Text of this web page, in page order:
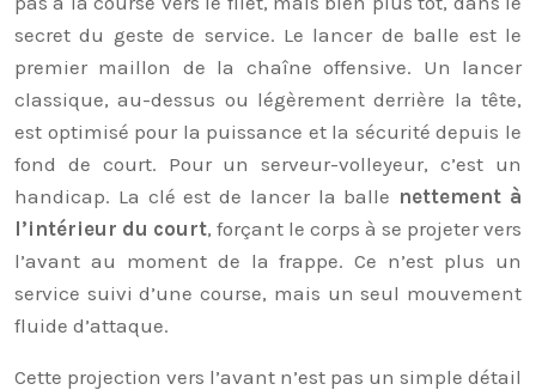
secret du geste de service. Le lancer de balle est le
premier maillon de la chaîne offensive. Un lancer
classique, au-dessus ou légèrement derrière la tête,
est optimisé pour la puissance et la sécurité depuis le
fond de court. Pour un serveur-volleyeur, c’est un
handicap. La clé est de lancer la balle nettement à
l’intérieur du court, forçant le corps à se projeter vers
l’avant au moment de la frappe. Ce n’est plus un
service suivi d’une course, mais un seul mouvement
fluide d’attaque.
Cette projection vers l’avant n’est pas un simple détail